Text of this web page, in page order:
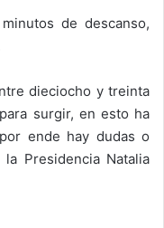
de descanso,
dieciocho y treinta
surgir, en esto ha
ende hay dudas o
Presidencia Natalia